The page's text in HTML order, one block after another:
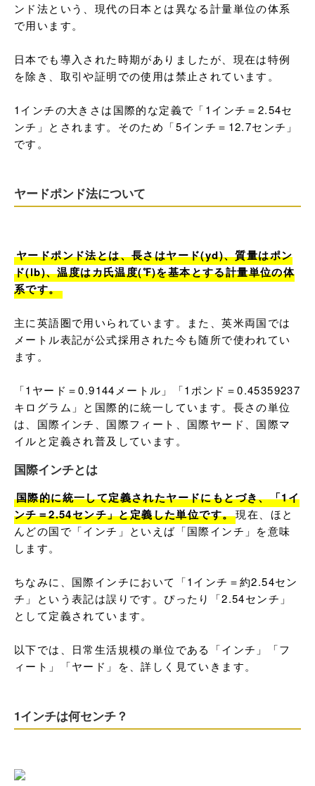
ンド法という、現代の日本とは異なる計量単位の体系
で用います。
日本でも導入された時期がありましたが、現在は特例
を除き、取引や証明での使用は禁止されています。
1インチの大きさは国際的な定義で「1インチ＝2.54セ
ンチ」とされます。そのため「5インチ＝12.7センチ」
です。
ヤードポンド法について
ヤードポンド法とは、長さはヤード(yd)、質量はポン
ド(lb)、温度はカ氏温度(℉)を基本とする計量単位の体
系です。
主に英語圏で用いられています。また、英米両国では
メートル表記が公式採用された今も随所で使われてい
ます。
「1ヤード＝0.9144メートル」「1ポンド＝0.45359237
キログラム」と国際的に統一しています。長さの単位
は、国際インチ、国際フィート、国際ヤード、国際マ
イルと定義され普及しています。
国際インチとは
国際的に統一して定義されたヤードにもとづき、「1イ
ンチ＝2.54センチ」と定義した単位です。現在、ほと
んどの国で「インチ」といえば「国際インチ」を意味
します。
ちなみに、国際インチにおいて「1インチ＝約2.54セン
チ」という表記は誤りです。ぴったり「2.54センチ」
として定義されています。
以下では、日常生活規模の単位である「インチ」「フ
ィート」「ヤード」を、詳しく見ていきます。
1インチは何センチ？